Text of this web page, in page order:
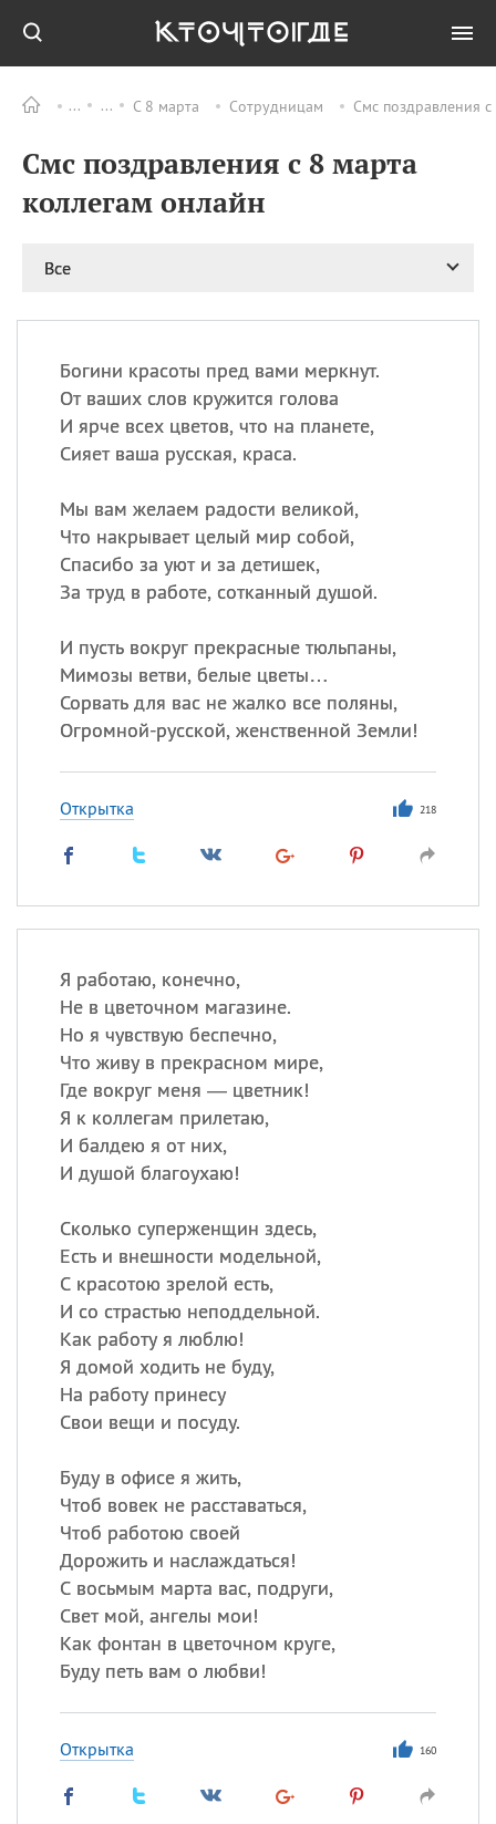
С 8 марта Сотрудницам Смс поздравления
Смс поздравления с 8 марта
коллегам онлайн
Все
Богини красоты пред вами меркнут.
От ваших слов кружится голова
И ярче всех цветов, что на планете,
Сияет ваша русская, краса.
Мы вам желаем радости великой,
Что накрывает целый мир собой,
Спасибо за уют и за детишек,
За труд в работе, сотканный душой.
И пусть вокруг прекрасные тюльпаны,
Мимозы ветви, белые цветы…
Сорвать для вас не жалко все поляны,
Огромной-русской, женственной Земли!
Открытка 218
Я работаю, конечно,
Не в цветочном магазине.
Но я чувствую беспечно,
Что живу в прекрасном мире,
Где вокруг меня — цветник!
Я к коллегам прилетаю,
И балдею я от них,
И душой благоухаю!
Сколько суперженщин здесь,
Есть и внешности модельной,
С красотою зрелой есть,
И со страстью неподдельной.
Как работу я люблю!
Я домой ходить не буду,
На работу принесу
Свои вещи и посуду.
Буду в офисе я жить,
Чтоб вовек не расставаться,
Чтоб работою своей
Дорожить и наслаждаться!
С восьмым марта вас, подруги,
Свет мой, ангелы мои!
Как фонтан в цветочном круге,
Буду петь вам о любви!
Открытка 160
ПРАЗДНИКИ Все
09.08
День памяти
великомученика и
Николая Чудотворца
11.08 День полета на
11.08 День Святой Клары —
покровительницы
телевидения
Сегодня празднуют именины
Герман ,Иван,Клим
Анфиса
Посмотреть значениеи